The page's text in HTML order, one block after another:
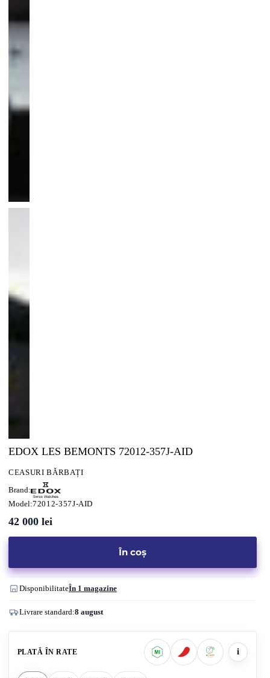
EDOX LES BEMONTS 72012-357J-AID
CEASURI BĂRBAȚI
Brand:
Model:72012-357J-AID
42 000 lei
În coș
DisponibilitateÎn 1 magazine
Livrare standard:8 august
PLATĂ ÎN RATE i